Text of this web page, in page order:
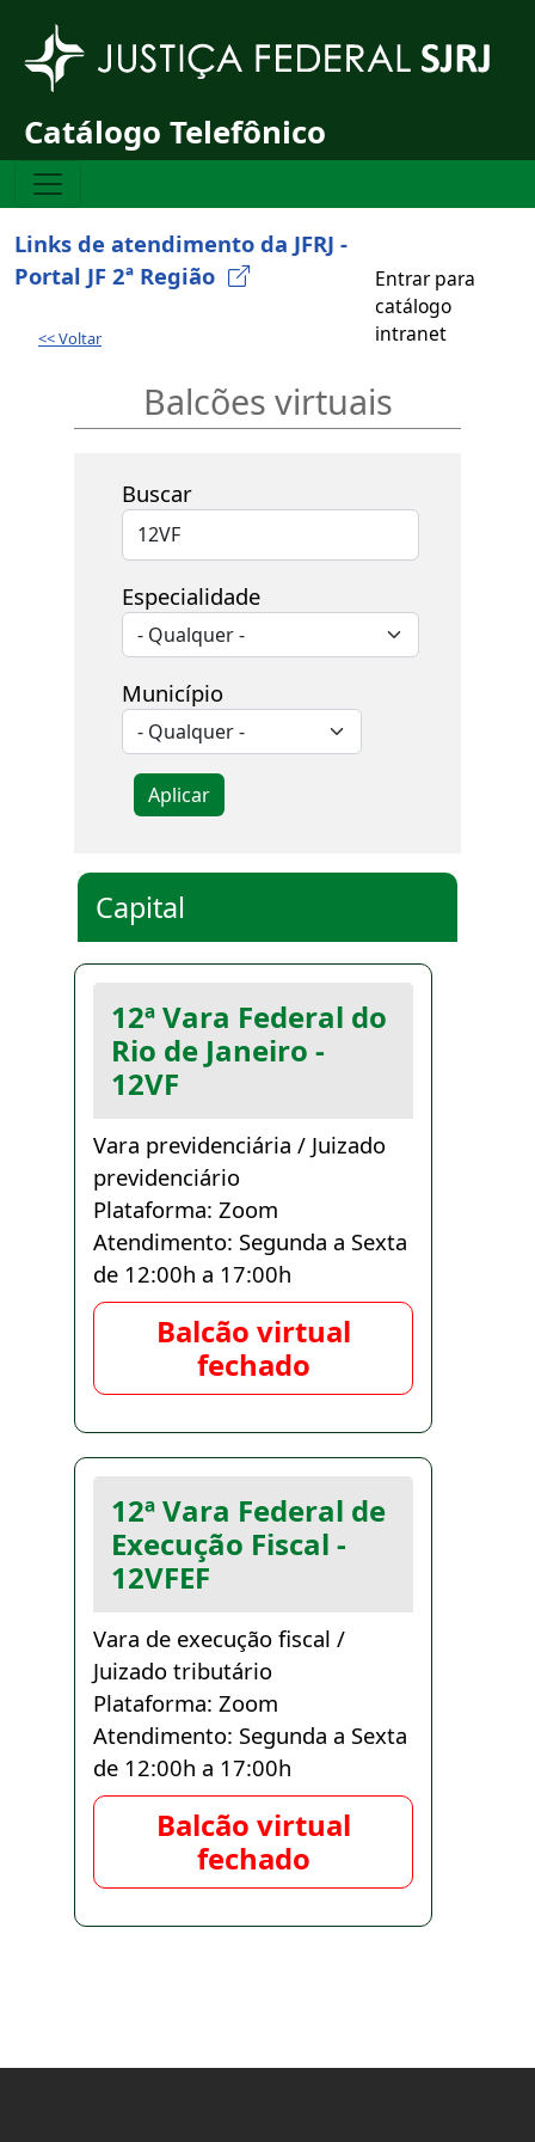
Catálogo Telefônico
Links de atendimento da JFRJ -
Portal JF 2ª Região
<< Voltar
Entrar para
catálogo
intranet
Balcões virtuais
Buscar
Especialidade
Município
Aplicar
Capital
12ª Vara Federal do
Rio de Janeiro -
12VF
Vara previdenciária / Juizado
previdenciário
Plataforma: Zoom
Atendimento: Segunda a Sexta
de 12:00h a 17:00h
Balcão virtual
fechado
12ª Vara Federal de
Execução Fiscal -
12VFEF
Vara de execução fiscal /
Juizado tributário
Plataforma: Zoom
Atendimento: Segunda a Sexta
de 12:00h a 17:00h
Balcão virtual
fechado